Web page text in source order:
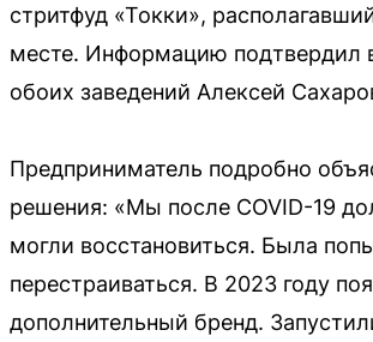
стритфуд «Токки»,
месте. Информацию подтвердил
обоих заведений Алексей
Предприниматель подробно
решения: «Мы после COVID-19
могли восстановиться. Была
перестраиваться. В 2023 году
дополнительный бренд.